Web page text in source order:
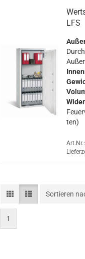
LFS
ten)
Sortieren
Sortieren
1